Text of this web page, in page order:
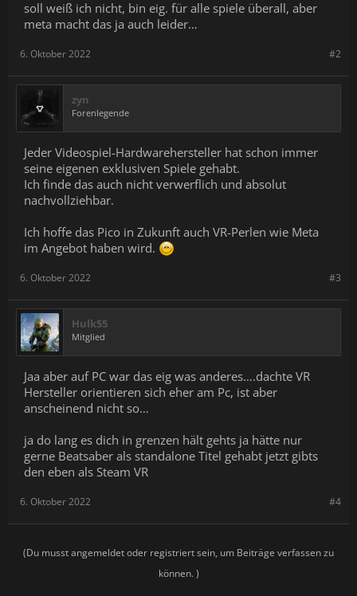
soll weiß ich nicht, bin eig. für alle spiele überall, aber
meta macht das ja auch leider…
#2
6. Oktober 2022
zyn
Forenlegende
Jeder Videospiel-Hardwarehersteller hat schon immer
seine eigenen exklusiven Spiele gehabt.
Ich finde das auch nicht verwerflich und absolut
nachvollziehbar.
Ich hoffe das Pico in Zukunft auch VR-Perlen wie Meta
im Angebot haben wird.
#3
6. Oktober 2022
Hulk55
Mitglied
Jaa aber auf PC war das eig was anderes….dachte VR
Hersteller orientieren sich eher am Pc, ist aber
anscheinend nicht so…
ja do lang es dich in grenzen hält gehts ja hätte nur
gerne Beatsaber als standalone Titel gehabt jetzt gibts
den eben als Steam VR
#4
6. Oktober 2022
(Du musst angemeldet oder registriert sein, um Beiträge verfassen zu
können. )